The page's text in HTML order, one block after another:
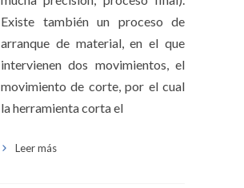
Existe también un proceso de
arranque de material, en el que
intervienen dos movimientos, el
movimiento de corte, por el cual
la herramienta corta el
Leer más